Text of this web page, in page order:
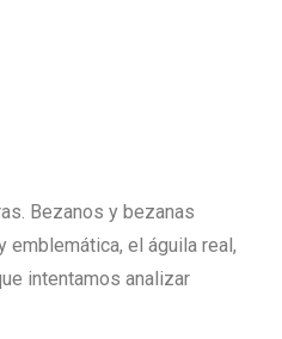
Bezanos y bezanas
emblemática, el águila real,
intentamos analizar